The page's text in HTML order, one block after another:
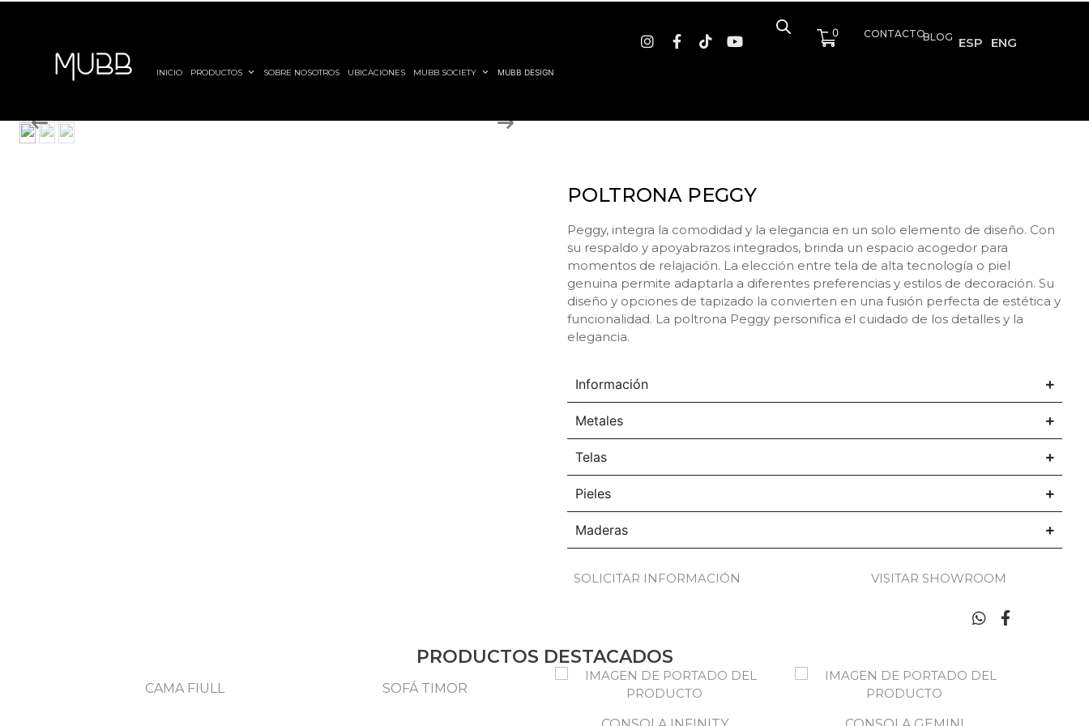
INICIO PRODUCTOS SOBRE NOSOTROS UBICACIONES MUBB SOCIETY MUBB DESIGN
0 CONTACTOBLOG ESP ENG
POLTRONA PEGGY
Peggy, integra la comodidad y la elegancia en un solo elemento de diseño. Con
su respaldo y apoyabrazos integrados, brinda un espacio acogedor para
momentos de relajación. La elección entre tela de alta tecnología o piel
genuina permite adaptarla a diferentes preferencias y estilos de decoración. Su
diseño y opciones de tapizado la convierten en una fusión perfecta de estética y
funcionalidad. La poltrona Peggy personifica el cuidado de los detalles y la
elegancia.
Información
Metales
Telas
Pieles
Maderas
SOLICITAR INFORMACIÓN VISITAR SHOWROOM
PRODUCTOS DESTACADOS
CAMA FIULL SOFÁ TIMOR